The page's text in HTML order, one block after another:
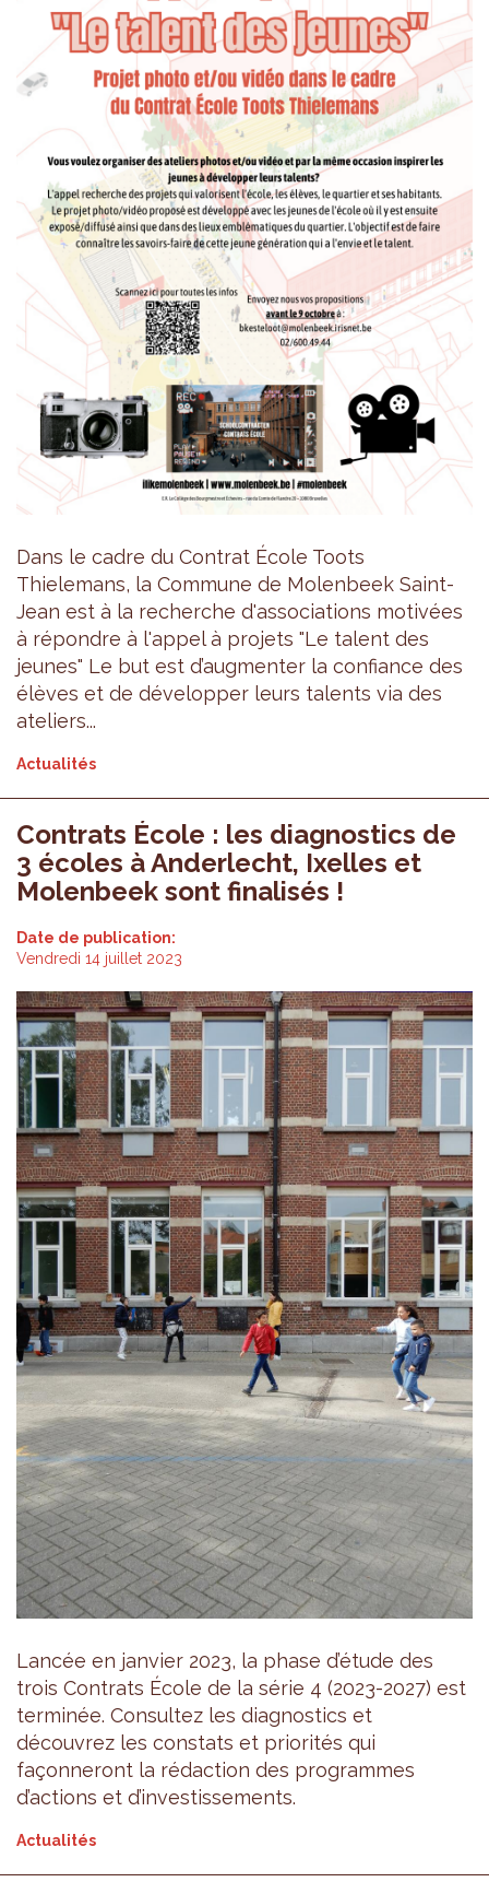
Dans le cadre du Contrat École Toots
Thielemans, la Commune de Molenbeek Saint-
Jean est à la recherche d'associations motivées
à répondre à l'appel à projets "Le talent des
jeunes" Le but est d’augmenter la confiance des
élèves et de développer leurs talents via des
ateliers...
Actualités
Contrats École : les diagnostics de
3 écoles à Anderlecht, Ixelles et
Molenbeek sont finalisés !
Date de publication:
Vendredi 14 juillet 2023
Lancée en janvier 2023, la phase d’étude des
trois Contrats École de la série 4 (2023-2027) est
terminée. Consultez les diagnostics et
découvrez les constats et priorités qui
façonneront la rédaction des programmes
d’actions et d’investissements.
Actualités